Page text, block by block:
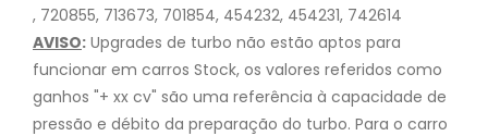
, 720855, 713673, 701854, 454232, 454231, 742614
AVISO: Upgrades de turbo não estão aptos para
funcionar em carros Stock, os valores referidos como
ganhos "+ xx cv" são uma referência à capacidade de
pressão e débito da preparação do turbo. Para o carro